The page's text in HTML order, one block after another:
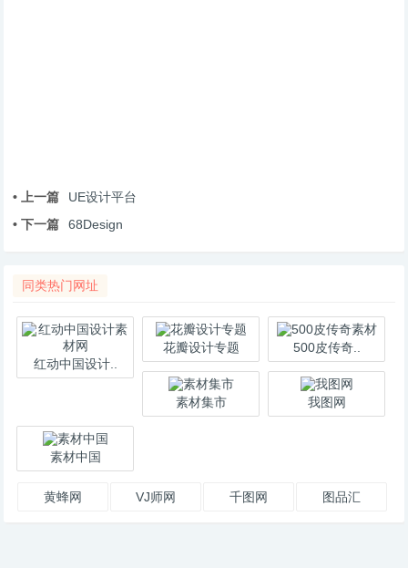
• 上一篇
UE设计平台
• 下一篇
68Design
同类热门网址
红动中国设计..
花瓣设计专题 500皮传奇..
素材集市 我图网
素材中国
黄蜂网 VJ师网 千图网 图品汇